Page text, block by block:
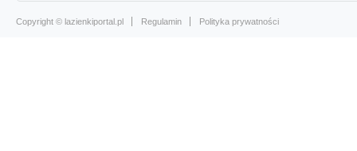
Copyright © lazienkiportal.pl Regulamin Polityka prywatności